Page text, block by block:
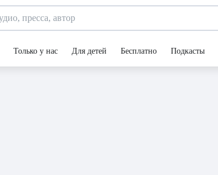
Только у нас Для детей Бесплатно Подкасты